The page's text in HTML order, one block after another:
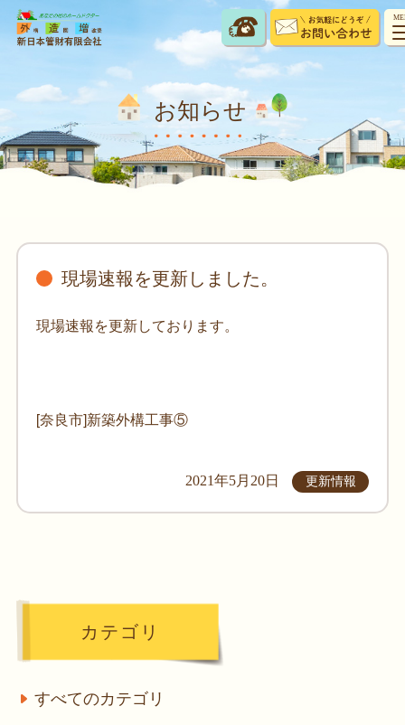
お知らせ
現場速報を更新しました。
現場速報を更新しております。
[奈良市]新築外構工事⑤
2021年5月20日 更新情報
カテゴリ
すべてのカテゴリ